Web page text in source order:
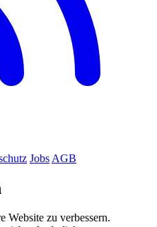
Jobs AGB
Website zu verbessern.